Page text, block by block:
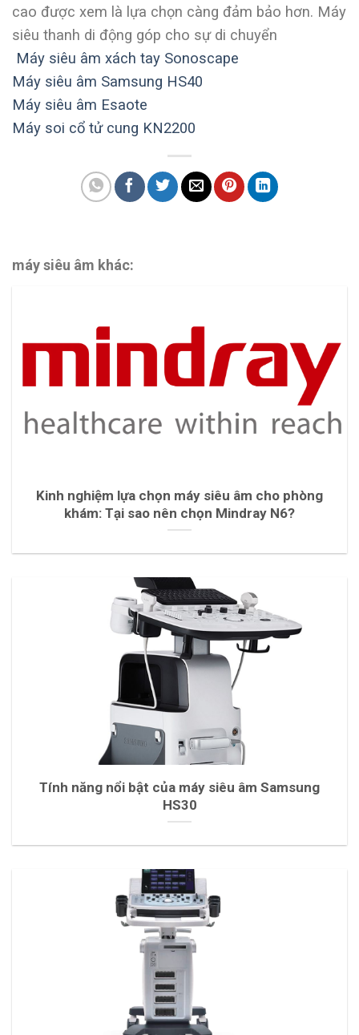
cao được xem là lựa chọn càng đảm bảo hơn. Máy
siêu thanh di động góp cho sự di chuyển
Máy siêu âm xách tay Sonoscape
Máy siêu âm Samsung HS40
Máy siêu âm Esaote
Máy soi cổ tử cung KN2200
máy siêu âm khác:
Kinh nghiệm lựa chọn máy siêu âm cho phòng
khám: Tại sao nên chọn Mindray N6?
Tính năng nổi bật của máy siêu âm Samsung
HS30